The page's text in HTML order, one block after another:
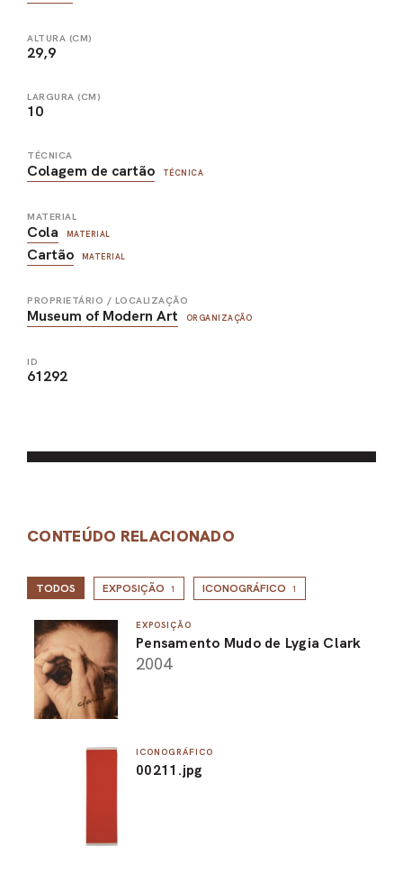
ALTURA (CM)
29,9
LARGURA (CM)
10
TÉCNICA
Colagem de cartão TÉCNICA
MATERIAL
Cola MATERIAL
Cartão MATERIAL
PROPRIETÁRIO / LOCALIZAÇÃO
Museum of Modern Art ORGANIZAÇÃO
ID
61292
CONTEÚDO RELACIONADO
TODOS EXPOSIÇÃO 1 ICONOGRÁFICO 1
EXPOSIÇÃO
Pensamento Mudo de Lygia Clark
2004
ICONOGRÁFICO
00211.jpg